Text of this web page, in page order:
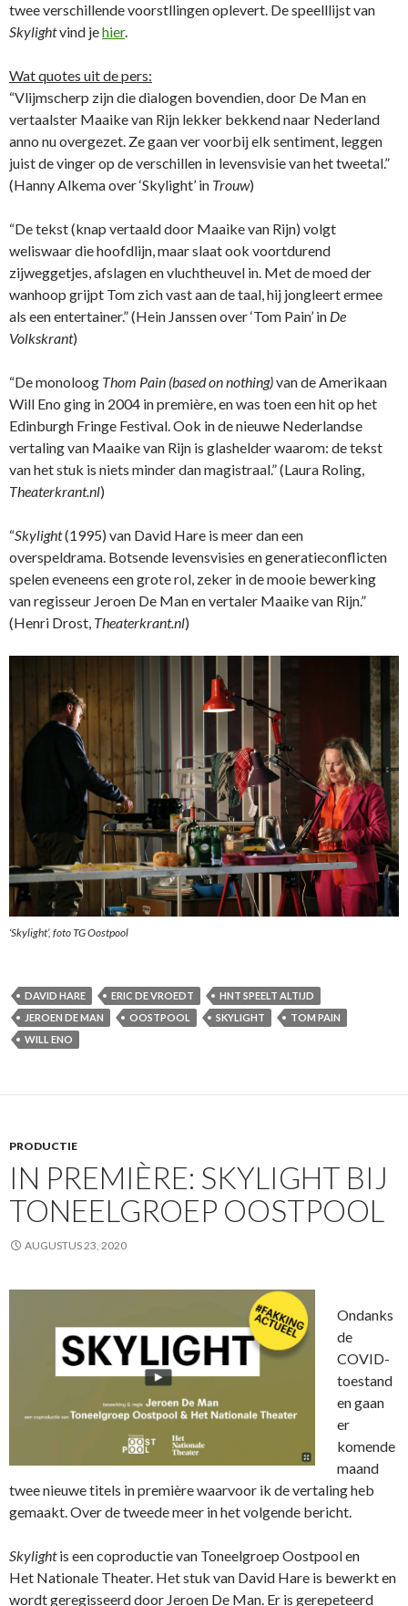
twee verschillende voorstllingen oplevert. De speelllijst van
Skylightvind jehier.
Wat quotes uit de pers:
“Vlijmscherp zijn die dialogen bovendien, door De Man en
vertaalster Maaike van Rijn lekker bekkend naar Nederland
anno nu overgezet. Ze gaan ver voorbij elk sentiment, leggen
juist de vinger op de verschillen in levensvisie van het tweetal.”
(Hanny Alkema over ‘Skylight’ in Trouw)
“De tekst (knap vertaald door Maaike van Rijn) volgt
weliswaar die hoofdlijn, maar slaat ook voortdurend
zijweggetjes, afslagen en vluchtheuvel in. Met de moed der
wanhoop grijpt Tom zich vast aan de taal, hij jongleert ermee
als een entertainer.” (Hein Janssen over ‘Tom Pain’ in De
Volkskrant)
“De monoloog Thom Pain (based on nothing)van de Amerikaan
Will Eno ging in 2004 in première, en was toen een hit op het
Edinburgh Fringe Festival. Ook in de nieuwe Nederlandse
vertaling van Maaike van Rijn is glashelder waarom: de tekst
van het stuk is niets minder dan magistraal.” (Laura Roling,
Theaterkrant.nl)
“Skylight(1995) van David Hare is meer dan een
overspeldrama. Botsende levensvisies en generatieconflicten
spelen eveneens een grote rol, zeker in de mooie bewerking
van regisseur Jeroen De Man en vertaler Maaike van Rijn.”
(Henri Drost, Theaterkrant.nl)
‘Skylight’, foto TG Oostpool
DAVID HARE ERIC DE VROEDT
HNT SPEELT ALTIJD
JEROEN DE MAN
OOSTPOOL SKYLIGHT
TOM PAIN
WILL ENO
PRODUCTIE
IN PREMIÈRE: SKYLIGHT BIJ
TONEELGROEP OOSTPOOL
AUGUSTUS 23, 2020
Ondanks
de
COVID-
toestand
en gaan
er
komende
maand
twee nieuwe titels in première waarvoor ik de vertaling heb
gemaakt. Over de tweede meer in het volgende bericht.
Skylightis een coproductie van Toneelgroep Oostpool en
Het Nationale Theater. Het stuk van David Hare is bewerkt en
wordt geregisseerd door Jeroen De Man. Er is gerepeteerd